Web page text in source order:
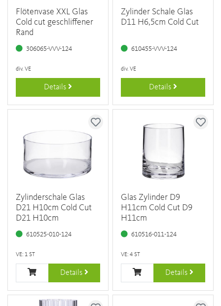
Flötenvase XXL Glas
Cold cut geschliffener
Rand
306065-VVV-124
div. VE
Details
Zylinder Schale Glas
D11 H6,5cm Cold Cut
610455-VVV-124
div. VE
Details
Zylinderschale Glas
D21 H10cm Cold Cut
D21 H10cm
610525-010-124
VE: 1 ST
Details
Glas Zylinder D9
H11cm Cold Cut D9
H11cm
610516-011-124
VE: 4 ST
Details